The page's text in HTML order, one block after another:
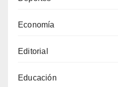
Economía
Editorial
Educación